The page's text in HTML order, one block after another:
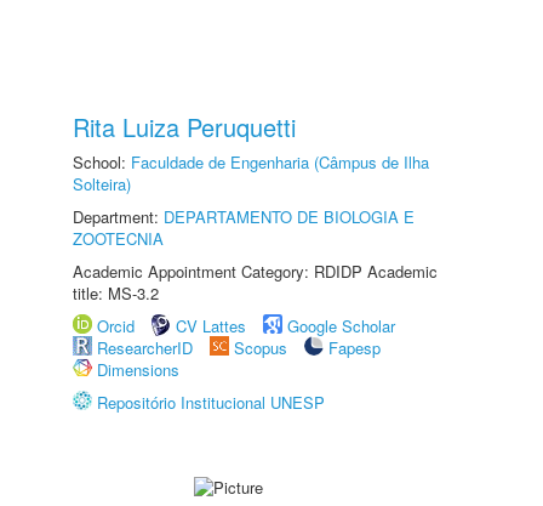
Rita Luiza Peruquetti
School: Faculdade de Engenharia (Câmpus de Ilha
Solteira)
Department: DEPARTAMENTO DE BIOLOGIA E
ZOOTECNIA
Academic Appointment Category: RDIDP Academic
title: MS-3.2
Orcid
CV Lattes
Google Scholar
ResearcherID
Scopus
Fapesp
Dimensions
Repositório Institucional UNESP